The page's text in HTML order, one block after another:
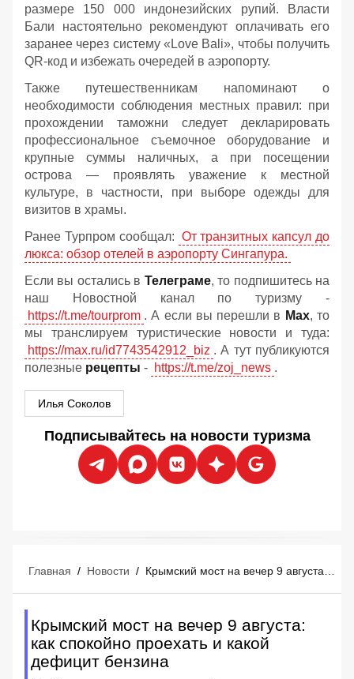
размере 150 000 индонезийских рупий. Власти
Бали настоятельно рекомендуют оплачивать его
заранее через систему «Love Bali», чтобы получить
QR-код и избежать очередей в аэропорту.
Также путешественникам напоминают о
необходимости соблюдения местных правил: при
прохождении таможни следует декларировать
профессиональное съемочное оборудование и
крупные суммы наличных, а при посещении
острова — проявлять уважение к местной
культуре, в частности, при выборе одежды для
визитов в храмы.
Ранее Турпром сообщал: От транзитных капсул до
люкса: обзор отелей в аэропорту Сингапура.
Если вы остались в Телеграме, то подпишитесь на
наш Новостной канал по туризму -
https://t.me/tourprom . А если вы перешли в Мах, то
мы транслируем туристические новости и туда:
https://max.ru/id7743542912_biz . А тут публикуются
полезные рецепты - https://t.me/zoj_news .
Илья Соколов
Подписывайтесь на новости туризма
Главная / Новости /
Крымский мост на вечер 9 августа:
как спокойно проехать и какой
дефицит бензина